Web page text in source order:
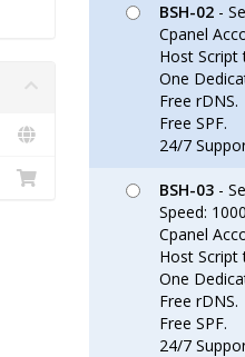
BSH-02 -
Cpanel
Host
One
Free rDNS.
Free SPF.
24/7
BSH-03 -
Speed:
Cpanel
Host
One
Free rDNS.
Free SPF.
24/7